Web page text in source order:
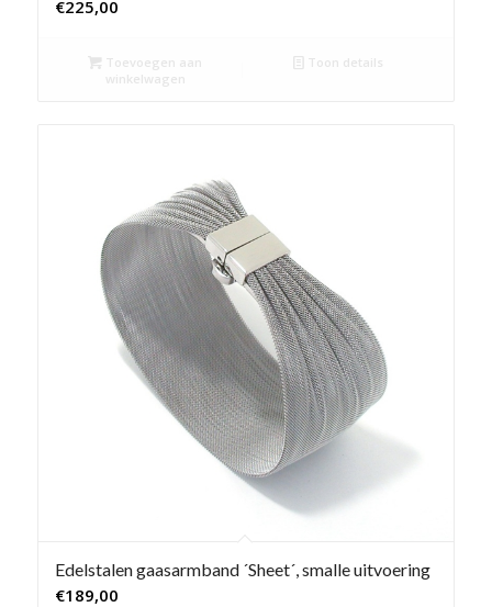
€225,00
Toevoegen aan
winkelwagen
Toon details
Edelstalen gaasarmband ´Sheet´, smalle uitvoering
€189,00